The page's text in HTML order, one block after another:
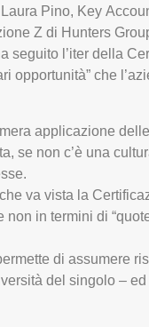
Pino, Key
Z di Hunters
seguito l’iter della
opportunità” che
applicazione
se non c’è una
va vista la
in termini di
di assumere
del singolo –